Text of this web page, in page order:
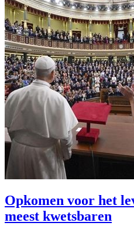
Opkomen voor het
meest kwetsbaren